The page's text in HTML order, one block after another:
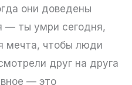
они доведены
— ты умри сегодня,
мечта, чтобы люди
друг на друга
— это